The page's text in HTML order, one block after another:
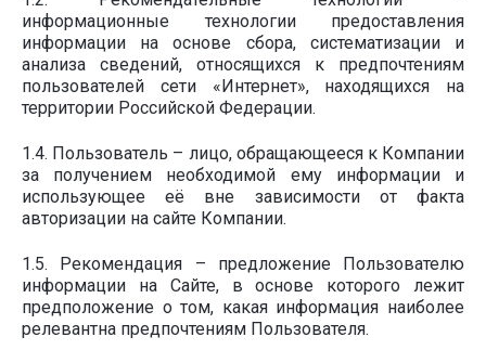
информационные технологии предоставления
информации на основе сбора, систематизации и
анализа сведений, относящихся к предпочтениям
пользователей сети «Интернет», находящихся на
территории Российской Федерации.
1.4. Пользователь – лицо, обращающееся к Компании
за получением необходимой ему информации и
использующее её вне зависимости от факта
авторизации на сайте Компании.
1.5. Рекомендация – предложение Пользователю
информации на Сайте, в основе которого лежит
предположение о том, какая информация наиболее
релевантна предпочтениям Пользователя.